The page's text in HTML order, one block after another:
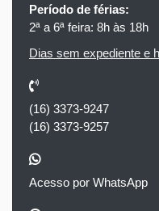
Período de férias:
2ª a 6ª feira: 8h às 18h
Dias sem expediente e
(16) 3373-9247
(16) 3373-9257
Acesso por WhatsApp